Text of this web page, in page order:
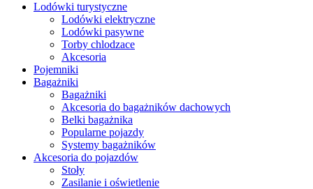
Lodówki turystyczne
Lodówki elektryczne
Lodówki pasywne
Torby chlodzace
Akcesoria
Pojemniki
Bagażniki
Bagażniki
Akcesoria do bagażników dachowych
Belki bagażnika
Popularne pojazdy
Systemy bagażników
Akcesoria do pojazdów
Stoły
Zasilanie i oświetlenie